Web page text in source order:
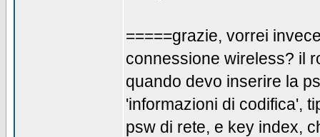
=====grazie, vorrei
connessione wireless? il
quando devo inserire la
'informazioni di codifica',
psw di rete, e key index,